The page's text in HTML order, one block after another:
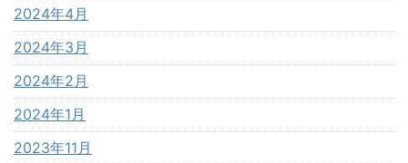
2024年4月
2024年3月
2024年2月
2024年1月
2023年11月